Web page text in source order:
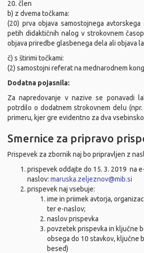
20. člen
b) z dvema točkama:
(20) prva objava samostojnega
petih didaktičnih nalog v strokovnem
objava priredbe glasbenega dela ali objava
č) s štirimi točkami:
(2) samostojni referat na mednarodnem
Dodatna pojasnila:
Za napredovanje v nazive se ponavadi
potrdilo o dodatnem strokovnem delu
primeru, kjer gre evidentno za dva
Smernice za pripravo
Prispevek za zbornik naj bo pripravljen z
prispevek oddajte do 15. 3. 2019 na e-
naslov: maruska.zeljeznov@mib.si
prispevek naj vsebuje:
ime in priimek avtorja,
ter e-naslov;
naslov prispevka
povzetek prispevka in ključne
obsega do 10 stavkov, ključne
besed)